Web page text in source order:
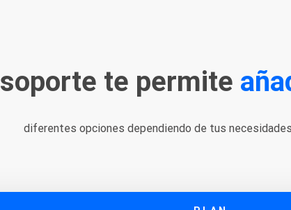
te permite
diferentes opciones dependiendo de tus